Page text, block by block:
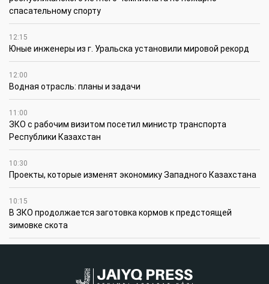
спасательному спорту
12:15
Юные инженеры из г. Уральска установили мировой рекорд
12:00
Водная отрасль: планы и задачи
11:00
ЗКО с рабочим визитом посетил министр транспорта
Республики Казахстан
10:30
Проекты, которые изменят экономику Западного Казахстана
10:15
В ЗКО продолжается заготовка кормов к предстоящей
зимовке скота